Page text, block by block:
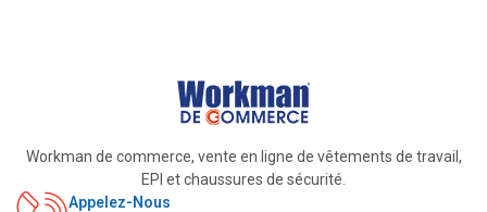
Workman de commerce, vente en ligne de vêtements de travail,
EPI et chaussures de sécurité.
Appelez-Nous